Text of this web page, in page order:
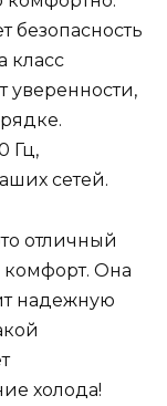
безопасность
класс
уверенности,
Гц,
сетей.
отличный
комфорт. Она
надежную
холода!